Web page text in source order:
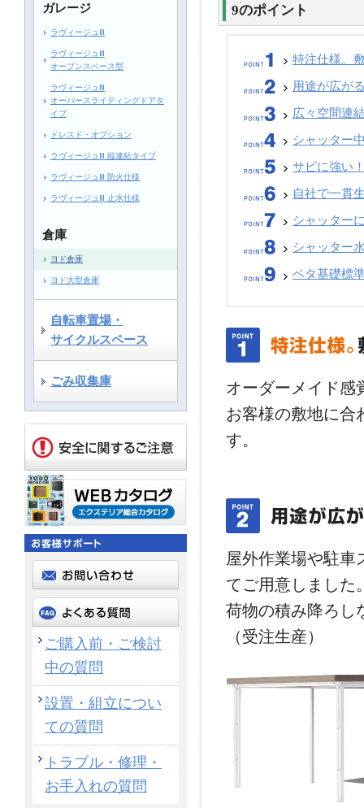
9のポイント
特注仕様。
用途が広が
広々空間連
シャッター
サビに強い
自社で一貫
シャッター
シャッター
ベタ基礎標
オーダーメイド感
お客様の敷地に合
す。
屋外作業場や駐車
てご用意しました
荷物の積み降ろし
（受注生産）
ガレージ
ラヴィージュⅢ
ラヴィージュⅢ
オープンスペース型
ラヴィージュⅢ
オーバースライディングドアタ
イプ
ドレスド・オプション
ラヴィージュⅢ 縦連結タイプ
ラヴィージュⅢ 防火仕様
ラヴィージュⅢ 止水仕様
倉庫
ヨド倉庫
ヨド大型倉庫
自転車置場・
サイクルスペース
ごみ収集庫
ご購入前・ご検討
中の質問
設置・組立につい
ての質問
トラブル・修理・
お手入れの質問